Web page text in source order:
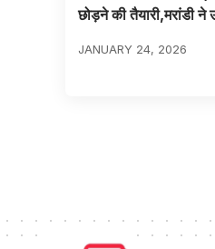
छोड़ने की तैयारी,मरांडी ने
JANUARY 24, 2026